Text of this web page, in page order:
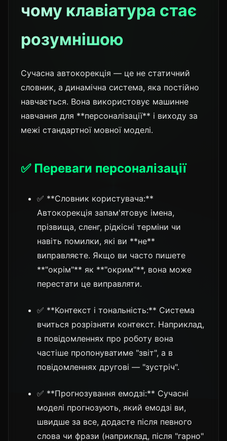
чому клавіатура стає
розумнішою
Сучасна автокорекція — це не статичний
словник, а динамічна система, яка постійно
навчається. Вона використовує машинне
навчання для **персоналізації** і виходу за
межі стандартної мовної моделі.
✅ Переваги персоналізації
✅ **Словник користувача:**
Автокорекція запам'ятовує імена,
прізвища, сленг, рідкісні терміни чи
навіть помилки, які ви **не**
виправляєте. Якщо ви часто пишете
**"окрім"** як **"окрим"**, вона може
перестати це виправляти.
✅ **Контекст і тональність:** Система
вчиться розрізняти контекст. Наприклад,
в повідомленнях про роботу вона
частіше пропонуватиме "звіт", а в
повідомленнях другові — "зустріч".
✅ **Прогнозування емодзі:** Сучасні
моделі прогнозують, який емодзі ви,
швидше за все, додасте після певного
слова чи фрази (наприклад, після "гарно"